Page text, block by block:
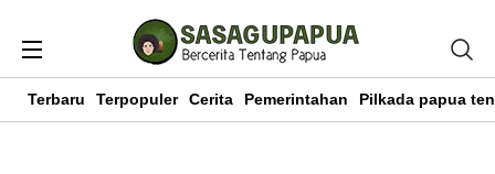
Terbaru Terpopuler Cerita Pemerintahan Pilkada papua